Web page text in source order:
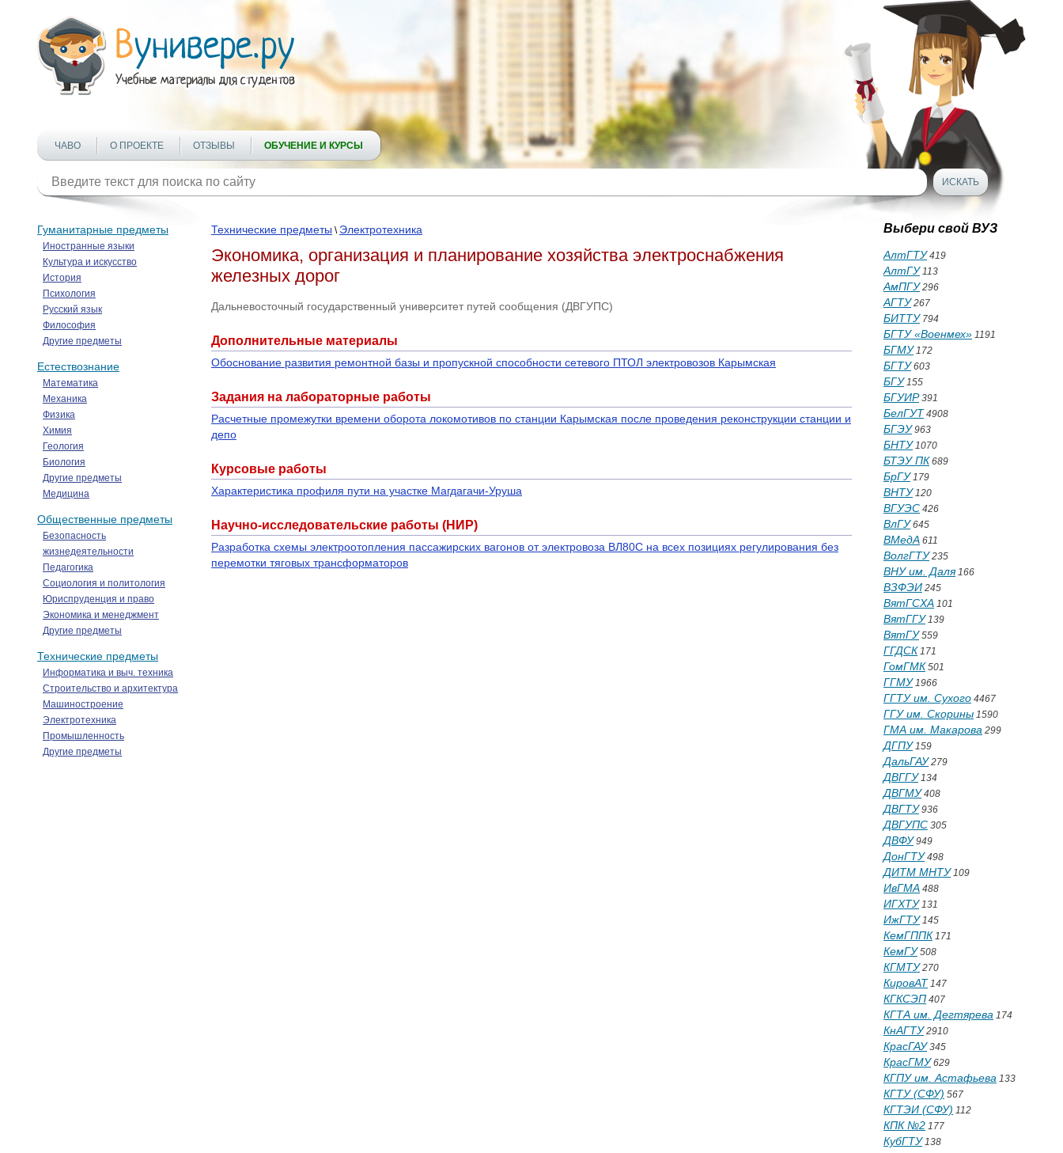
ЧАВО О ПРОЕКТЕ ОТЗЫВЫ ОБУЧЕНИЕ И КУРСЫ
Гуманитарные предметы
Иностранные языки
Культура и искусство
История
Психология
Русский язык
Философия
Другие предметы
Естествознание
Математика
Механика
Физика
Химия
Геология
Биология
Другие предметы
Медицина
Общественные предметы
Безопасность
жизнедеятельности
Педагогика
Социология и политология
Юриспруденция и право
Экономика и менеджмент
Другие предметы
Технические предметы
Информатика и выч. техника
Строительство и архитектура
Машиностроение
Электротехника
Промышленность
Другие предметы
Технические предметы \ Электротехника
Экономика, организация и планирование хозяйства электроснабжения
железных дорог
Дальневосточный государственный университет путей сообщения (ДВГУПС)
Дополнительные материалы
Обоснование развития ремонтной базы и пропускной способности сетевого ПТОЛ электровозов Карымская
Задания на лабораторные работы
Расчетные промежутки времени оборота локомотивов по станции Карымская после проведения реконструкции станции и
депо
Курсовые работы
Характеристика профиля пути на участке Магдагачи-Уруша
Научно-исследовательские работы (НИР)
Разработка схемы электроотопления пассажирских вагонов от электровоза ВЛ80С на всех позициях регулирования без
перемотки тяговых трансформаторов
Выбери свой ВУЗ
АлтГТУ419
АлтГУ113
АмПГУ296
АГТУ267
БИТТУ794
БГТУ «Военмех» 1191
БГМУ172
БГТУ603
БГУ155
БГУИР391
БелГУТ 4908
БГЭУ963
БНТУ1070
БТЭУ ПК 689
БрГУ179
ВНТУ120
ВГУЭС 426
ВлГУ645
ВМедА 611
ВолгГТУ235
ВНУ им. Даля166
ВЗФЭИ 245
ВятГСХА 101
ВятГГУ139
ВятГУ559
ГГДСК 171
ГомГМК 501
ГГМУ1966
ГГТУ им. Сухого 4467
ГГУ им. Скорины 1590
ГМА им. Макарова 299
ДГПУ159
ДальГАУ279
ДВГГУ134
ДВГМУ408
ДВГТУ936
ДВГУПС 305
ДВФУ949
ДонГТУ498
ДИТМ МНТУ109
ИвГМА 488
ИГХТУ131
ИжГТУ145
КемГППК 171
КемГУ508
КГМТУ270
КировАТ 147
КГКСЭП 407
КГТА им. Дегтярева 174
КнАГТУ2910
КрасГАУ345
КрасГМУ629
КГПУ им. Астафьева 133
КГТУ (СФУ) 567
КГТЭИ (СФУ) 112
КПК №2 177
КубГТУ138